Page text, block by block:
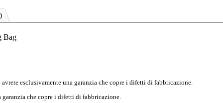
Bag
avrete esclusivamente una garanzia che copre i difetti di fabbricazione.
garanzia che copre i difetti di fabbricazione.